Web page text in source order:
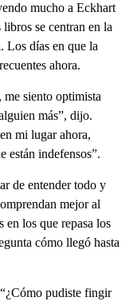
mucho a Eckhart
se centran en la
Los días en que la
ahora.
siento optimista
más”, dijo.
mi lugar ahora,
están indefensos”.
de entender todo y
mejor al
en los que repasa los
cómo llegó hasta
pudiste fingir